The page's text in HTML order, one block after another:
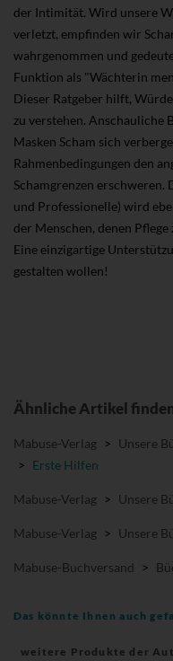
der Intimität. Wird unsere
verletzt, empfinden wir
wahrgenommen und
Funktion als "Wächterin
Dieser Ratgeber hilft,
zu verstehen. Anschauliche
Masken Scham sich
Rahmenbedingungen den
Schamgrenzen erschweren.
und Professionelle) wird
der Menschen, denen
Eine einzigartige
gestalten wollen!
Ähnliche Artikel
Mabuse-Verlag > Unsere
> Erste Hilfen
Mabuse-Verlag > Unsere
Mabuse-Verlag > Unsere
Mabuse-Buchversand >
Das könnte Ihnen auch
weitere Produkte der